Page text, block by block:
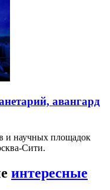
авангард
и научных площадок
Сити.
интересные